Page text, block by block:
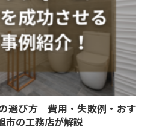
選び方｜費用・失敗例・おす
市の工務店が解説